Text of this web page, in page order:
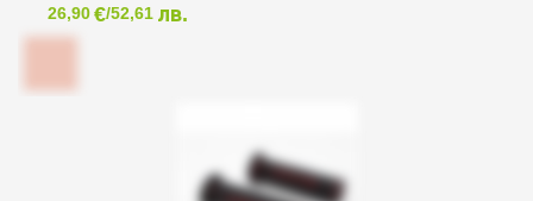
26,90€/52,61 лв.